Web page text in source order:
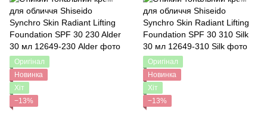
Оригінал
Новинка
Хіт
−13%
Оригінал
Новинка
Хіт
−13%